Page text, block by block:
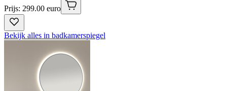
Prijs: 299.00 euro
Bekijk alles in badkamerspiegel